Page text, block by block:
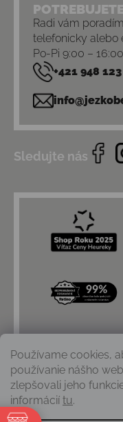
Používame cookies,
používanie nášho
zlepšovali jeho
informácií tu.
Radi vám
telefonicky alebo
Po-Pi 9:00 – 16:00
+421 948
Sledujte nás